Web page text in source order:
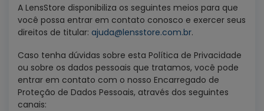
A LensStore disponibiliza os seguintes meios para que
você possa entrar em contato conosco e exercer seus
direitos de titular: ajuda@lensstore.com.br.
Caso tenha dúvidas sobre esta Política de Privacidade
ou sobre os dados pessoais que tratamos, você pode
entrar em contato com o nosso Encarregado de
Proteção de Dados Pessoais, através dos seguintes
canais: